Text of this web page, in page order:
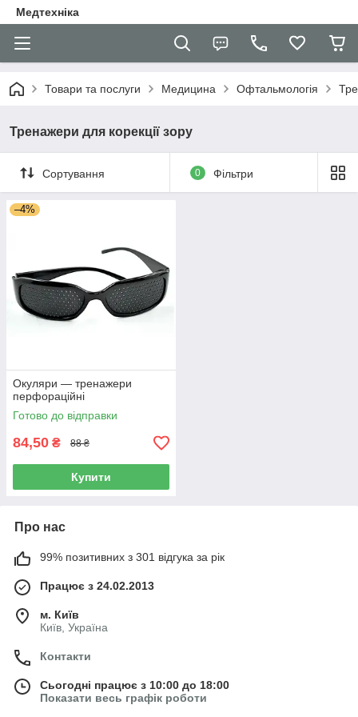
Медтехніка
Товари та послуги Медицина Офтальмологія
Тренажери для корекції зору
Сортування 0 Фільтри
–4%
Окуляри — тренажери
перфораційні
Готово до відправки
84,50 ₴ 88 ₴
Купити
Про нас
99% позитивних з 301 відгука за рік
Працює з 24.02.2013
м. Київ
Київ, Україна
Контакти
Сьогодні працює з 10:00 до 18:00
Показати весь графік роботи